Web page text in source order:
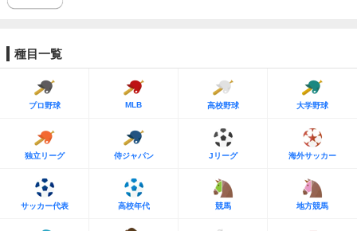
種目一覧
プロ野球 MLB 高校野球 大学野球
独立リーグ 侍ジャパン Jリーグ 海外サッカー
サッカー代表 高校年代 競馬 地方競馬